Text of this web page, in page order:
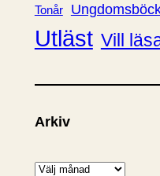
Tonår
Utläst Vill
Arkiv
A